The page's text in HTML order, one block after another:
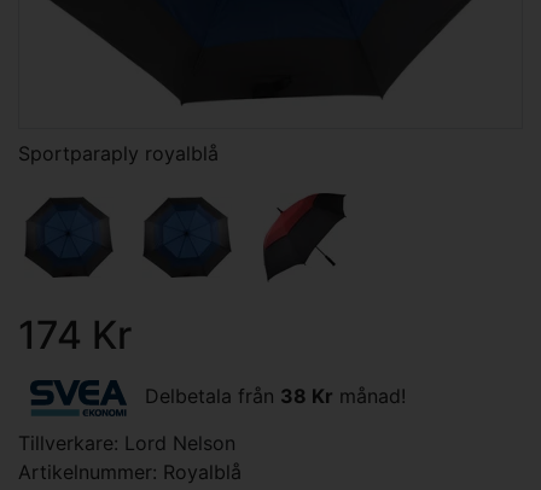
Sportparaply royalblå
174 Kr
Delbetala från 38 Kr månad!
Tillverkare: Lord Nelson
Artikelnummer: Royalblå